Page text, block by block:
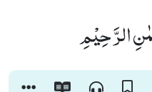
الرَّحِیْمِ